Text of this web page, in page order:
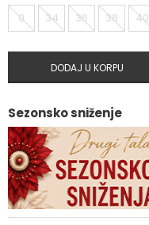
0
34 36 38 40
DODAJ U KORPU
Sezonsko sniženje